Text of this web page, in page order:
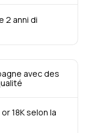
2 anni di
avec des
18K selon la